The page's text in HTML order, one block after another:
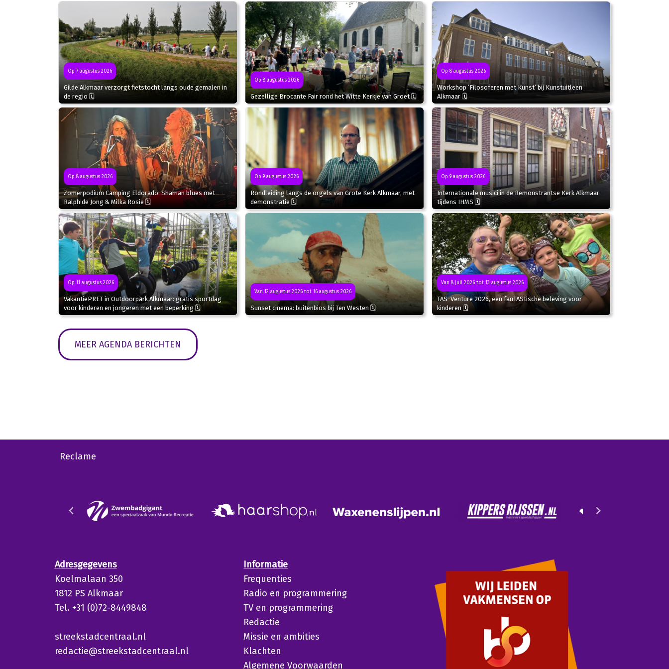
Op 7 augustus 2026
Gilde Alkmaar verzorgt fietstocht langs oude gemalen in
de regio 🗓
Op 8 augustus 2026
Gezellige Brocante Fair rond het Witte Kerkje van Groet 🗓
Op 8 augustus 2026
Workshop ‘Filosoferen met Kunst’ bij Kunstuitleen
Alkmaar 🗓
Op 8 augustus 2026
Zomerpodium Camping Eldorado: Shaman blues met
Ralph de Jong & Milka Rosie 🗓
Op 9 augustus 2026
Rondleiding langs de orgels van Grote Kerk Alkmaar, met
demonstratie 🗓
Op 9 augustus 2026
Internationale musici in de Remonstrantse Kerk Alkmaar
tijdens IHMS 🗓
Op 11 augustus 2026
VakantiePRET in Outdoorpark Alkmaar: gratis sportdag
voor kinderen en jongeren met een beperking 🗓
Van 12 augustus 2026 tot 16 augustus 2026
Sunset cinema: buitenbios bij Ten Westen 🗓
Van 8 juli 2026 tot 13 augustus 2026
TAS-Venture 2026, een fanTAStische beleving voor
kinderen 🗓
MEER AGENDA BERICHTEN
Reclame
Adresgegevens
Koelmalaan 350
1812 PS Alkmaar
Tel. +31 (0)72-8449848
streekstadcentraal.nl
redactie@streekstadcentraal.nl
Informatie
Frequenties
Radio en programmering
TV en programmering
Redactie
Missie en ambities
Klachten
Algemene Voorwaarden